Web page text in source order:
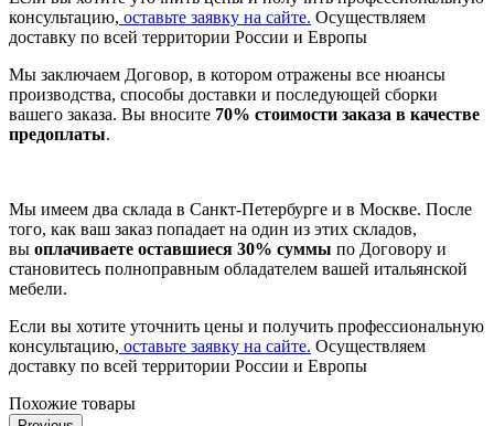
консультацию, оставьте заявку на сайте. Осуществляем
доставку по всей территории России и Европы
Мы заключаем Договор, в котором отражены все нюансы
производства, способы доставки и последующей сборки
вашего заказа. Вы вносите 70% стоимости заказа в качестве
предоплаты.
Мы имеем два склада в Санкт-Петербурге и в Москве. После
того, как ваш заказ попадает на один из этих складов,
вы оплачиваете оставшиеся 30% суммы по Договору и
становитесь полноправным обладателем вашей итальянской
мебели.
Если вы хотите уточнить цены и получить профессиональную
консультацию, оставьте заявку на сайте. Осуществляем
доставку по всей территории России и Европы
Похожие товары